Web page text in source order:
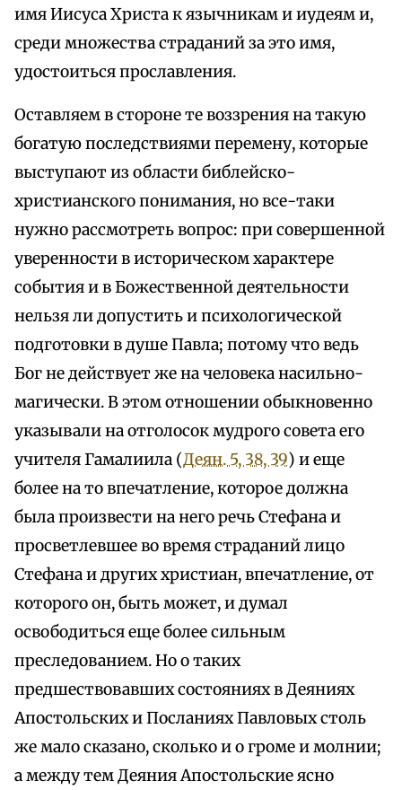
имя Иисуса Христа к язычникам и иудеям и,
среди множества страданий за это имя,
удостоиться прославления.
Оставляем в стороне те воззрения на такую
богатую последствиями перемену, которые
выступают из области библейско-
христианского понимания, но все-таки
нужно рассмотреть вопрос: при совершенной
уверенности в историческом характере
события и в Божественной деятельности
нельзя ли допустить и психологической
подготовки в душе Павла; потому что ведь
Бог не действует же на человека насильно-
магически. В этом отношении обыкновенно
указывали на отголосок мудрого совета его
учителя Гамалиила (Деян. 5, 38, 39) и еще
более на то впечатление, которое должна
была произвести на него речь Стефана и
просветлевшее во время страданий лицо
Стефана и других христиан, впечатление, от
которого он, быть может, и думал
освободиться еще более сильным
преследованием. Но о таких
предшествовавших состояниях в Деяниях
Апостольских и Посланиях Павловых столь
же мало сказано, сколько и о громе и молнии;
а между тем Деяния Апостольские ясно